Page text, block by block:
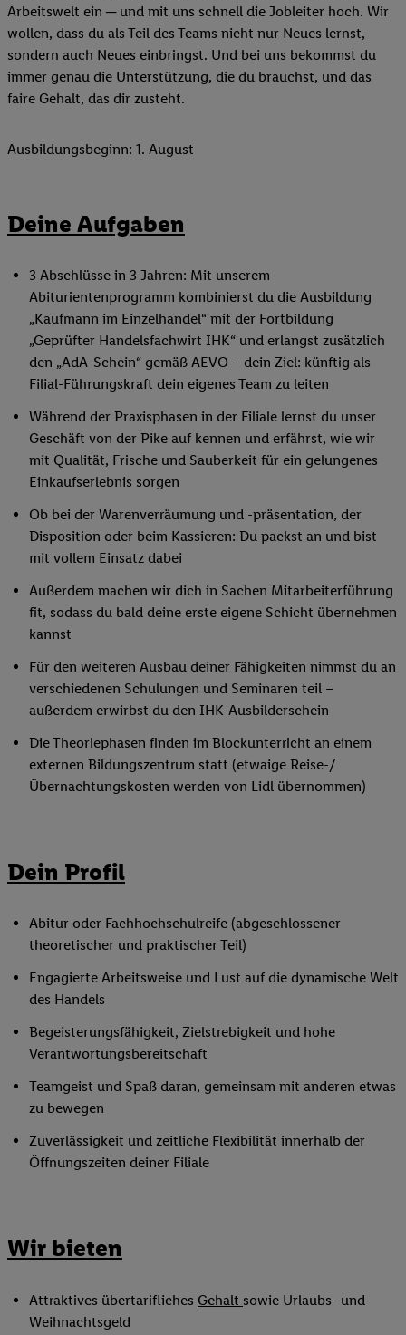
Arbeitswelt ein ─ und mit uns schnell die Jobleiter hoch. Wir
wollen, dass du als Teil des Teams nicht nur Neues lernst,
sondern auch Neues einbringst. Und bei uns bekommst du
immer genau die Unterstützung, die du brauchst, und das
faire Gehalt, das dir zusteht.
Ausbildungsbeginn: 1. August
Deine Aufgaben
3 Abschlüsse in 3 Jahren: Mit unserem
Abiturientenprogramm kombinierst du die Ausbildung
„Kaufmann im Einzelhandel“ mit der Fortbildung
„Geprüfter Handelsfachwirt IHK“ und erlangst zusätzlich
den „AdA-Schein“ gemäß AEVO – dein Ziel: künftig als
Filial-Führungskraft dein eigenes Team zu leiten
Während der Praxisphasen in der Filiale lernst du unser
Geschäft von der Pike auf kennen und erfährst, wie wir
mit Qualität, Frische und Sauberkeit für ein gelungenes
Einkaufserlebnis sorgen
Ob bei der Warenverräumung und -präsentation, der
Disposition oder beim Kassieren: Du packst an und bist
mit vollem Einsatz dabei
Außerdem machen wir dich in Sachen Mitarbeiterführung
fit, sodass du bald deine erste eigene Schicht übernehmen
kannst
Für den weiteren Ausbau deiner Fähigkeiten nimmst du an
verschiedenen Schulungen und Seminaren teil –
außerdem erwirbst du den IHK-Ausbilderschein
Die Theoriephasen finden im Blockunterricht an einem
externen Bildungszentrum statt (etwaige Reise-/
Übernachtungskosten werden von Lidl übernommen)
Dein Profil
Abitur oder Fachhochschulreife (abgeschlossener
theoretischer und praktischer Teil)
Engagierte Arbeitsweise und Lust auf die dynamische Welt
des Handels
Begeisterungsfähigkeit, Zielstrebigkeit und hohe
Verantwortungsbereitschaft
Teamgeist und Spaß daran, gemeinsam mit anderen etwas
zu bewegen
Zuverlässigkeit und zeitliche Flexibilität innerhalb der
Öffnungszeiten deiner Filiale
Wir bieten
Attraktives übertarifliches Gehalt sowie Urlaubs- und
Weihnachtsgeld